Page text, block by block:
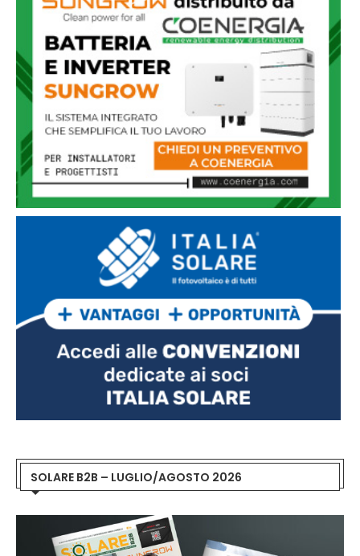
SOLARE B2B – LUGLIO/AGOSTO 2026